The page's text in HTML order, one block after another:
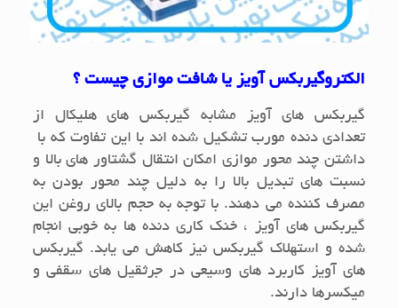
الکتروگیربکس آویز یا شافت موازی چیست ؟
گیربکس های آویز مشابه گیربکس های هلیکال از
تعدادی دنده مورب تشکیل شده اند با این تفاوت که با
داشتن چند محور موازی امکان انتقال گشتاور های بالا و
نسبت های تبدیل بالا را به دلیل چند محور بودن به
مصرف کننده می دهند. با توجه به حجم بالای روغن این
گیربکس های آویز ، خنک کاری دنده ها به خوبی انجام
شده و استهلاک گیربکس نیز کاهش می یابد. گیربکس
های آویز کاربرد های وسیعی در جرثقیل های سقفی و
میکسرها دارند.